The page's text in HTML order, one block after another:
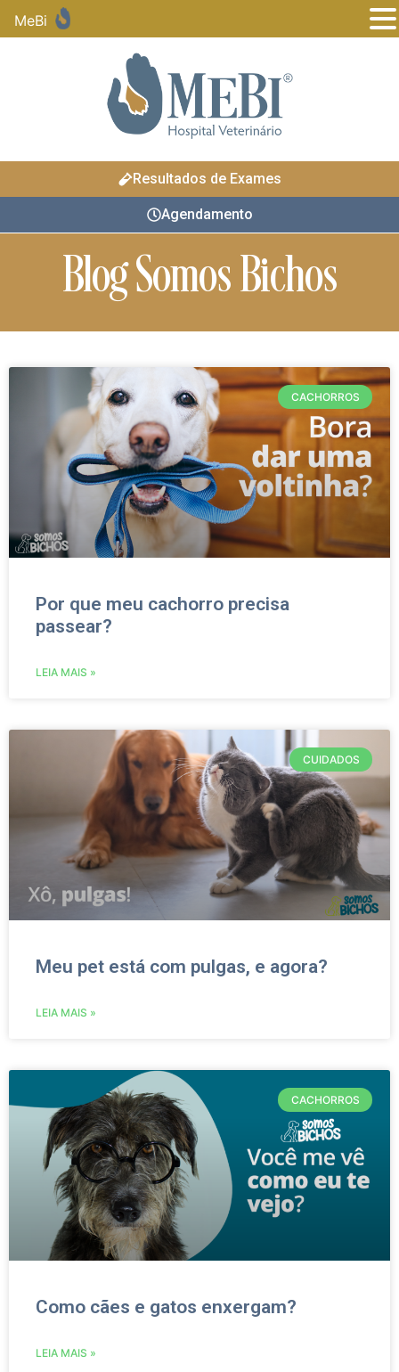
Resultados de Exames
Agendamento
Blog Somos Bichos
CACHORROS
Por que meu cachorro precisa
passear?
LEIA MAIS »
CUIDADOS
Meu pet está com pulgas, e agora?
LEIA MAIS »
CACHORROS
Como cães e gatos enxergam?
LEIA MAIS »
MeBi